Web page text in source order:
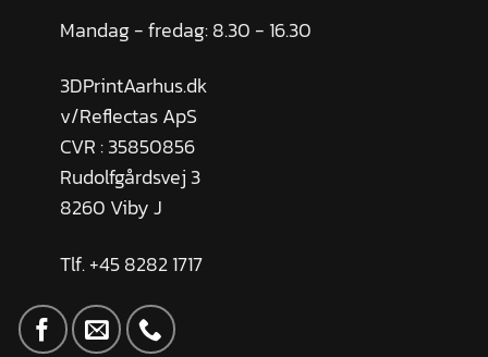
Mandag - fredag: 8.30 - 16.30
3DPrintAarhus.dk
v/Reflectas ApS
CVR : 35850856
Rudolfgårdsvej 3
8260 Viby J
Tlf. +45 8282 1717